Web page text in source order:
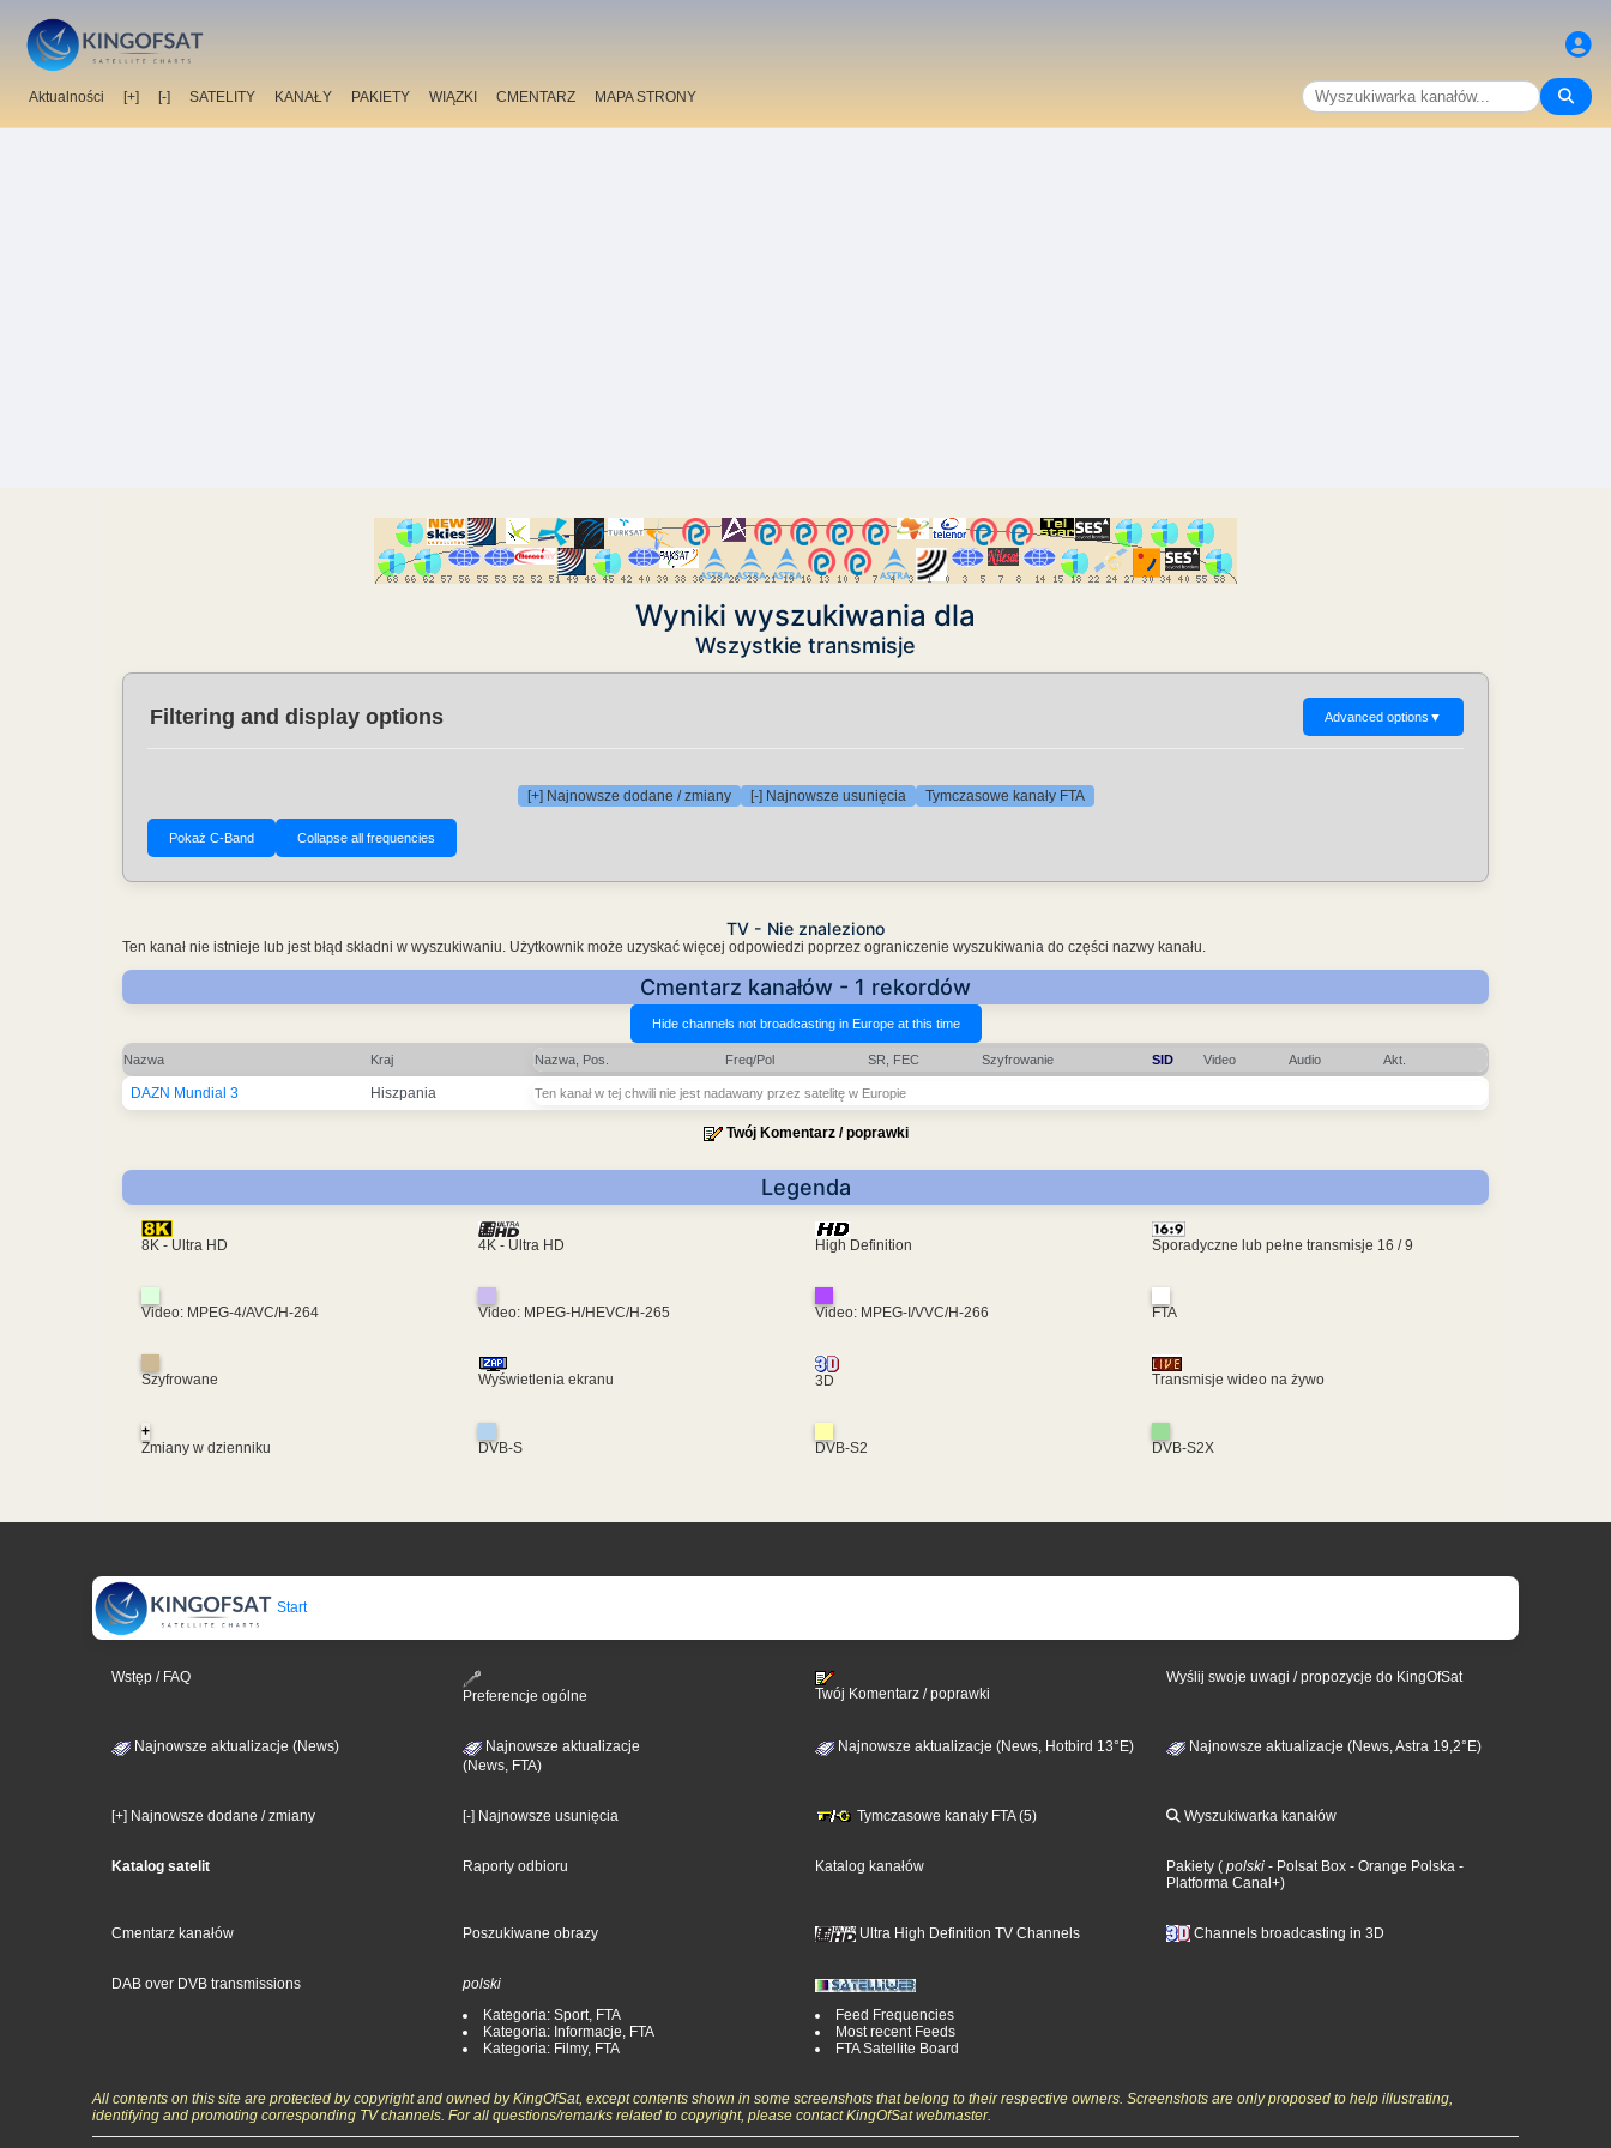
Aktualności [+] [-] SATELITY KANAŁY PAKIETY WIĄZKI CMENTARZ MAPA STRONY
Wyniki wyszukiwania dla
Wszystkie transmisje
Filtering and display options Advanced options ▼
[+] Najnowsze dodane / zmiany [-] Najnowsze usunięcia Tymczasowe kanały FTA
TV - Nie znaleziono
Ten kanał nie istnieje lub jest błąd składni w wyszukiwaniu. Użytkownik może uzyskać więcej odpowiedzi poprzez ograniczenie wyszukiwania do części nazwy kanału.
Cmentarz kanałów - 1 rekordów
Nazwa Kraj Nazwa, Pos. Freq/Pol SR, FEC Szyfrowanie SID Video Audio Akt.
DAZN Mundial 3 Hiszpania Ten kanał w tej chwili nie jest nadawany przez satelitę w Europie
Twój Komentarz / poprawki
Legenda
8K - Ultra HD 4K - Ultra HD High Definition Sporadyczne lub pełne transmisje 16 / 9
Video: MPEG-4/AVC/H-264 Video: MPEG-H/HEVC/H-265 Video: MPEG-I/VVC/H-266 FTA
Szyfrowane Wyświetlenia ekranu 3D Transmisje wideo na żywo
+
Zmiany w dzienniku
DVB-S DVB-S2 DVB-S2X
Start
Wstęp / FAQ
Preferencje ogólne
Twój Komentarz / poprawki
Wyślij swoje uwagi / propozycje do KingOfSat
Najnowsze aktualizacje (News)
Najnowsze aktualizacje
(News, FTA)
Najnowsze aktualizacje (News, Hotbird 13°E) Najnowsze aktualizacje (News, Astra 19,2°E)
[+] Najnowsze dodane / zmiany [-] Najnowsze usunięcia Tymczasowe kanały FTA (5) Wyszukiwarka kanałów
Katalog satelit Raporty odbioru Katalog kanałów Pakiety ( polski - Polsat Box - Orange Polska -
Platforma Canal+)
Cmentarz kanałów Poszukiwane obrazy Ultra High Definition TV Channels Channels broadcasting in 3D
DAB over DVB transmissions
polski
Kategoria: Sport, FTA
Kategoria: Informacje, FTA
Kategoria: Filmy, FTA
Feed Frequencies
Most recent Feeds
FTA Satellite Board
All contents on this site are protected by copyright and owned by KingOfSat, except contents shown in some screenshots that belong to their respective owners. Screenshots are only proposed to help illustrating,
identifying and promoting corresponding TV channels. For all questions/remarks related to copyright, please contact KingOfSat webmaster.